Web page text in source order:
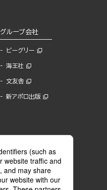
グループ会社
ビーグリー
海王社
文友舎
新アポロ出版